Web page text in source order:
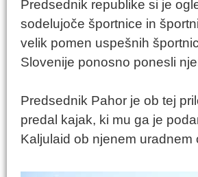
Predsednik republike si je
sodelujoče športnice in
velik pomen uspešnih
Slovenije ponosno ponesli
Predsednik Pahor je ob tej
predal kajak, ki mu ga je
Kaljulaid ob njenem